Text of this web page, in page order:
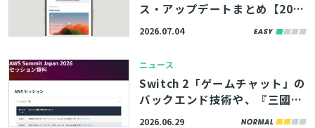
ス・アップデートまとめ【202
6/7/4】
2026.07.04
ニュース
Switch 2「ゲームチャット」の
バックエンド技術や、『三國志
覇道』チャットのリアルタイム
2026.06.29